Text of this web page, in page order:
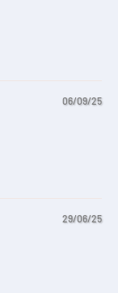
06/09/25
29/06/25